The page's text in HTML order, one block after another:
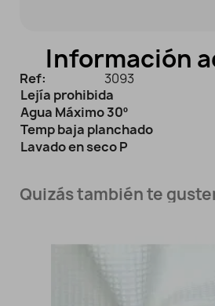
Información
Ref:
3093
Lejía prohibida
Agua Máximo 30º
Temp baja planchado
Lavado en seco P
Quizás también te